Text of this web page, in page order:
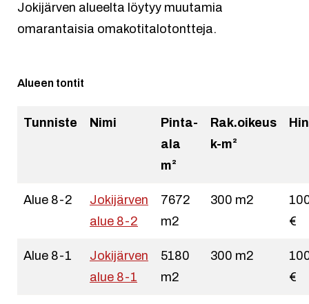
Jokijärven alueelta löytyy muutamia
omarantaisia omakotitalotontteja.
Alueen tontit
Tunniste Nimi
Pinta-
ala
m²
Rak.oikeus
k-m²
Alue 8-2
Jokijärven
alue 8-2
7672
m2
300 m2
€
Alue 8-1
Jokijärven
alue 8-1
5180
m2
300 m2
€